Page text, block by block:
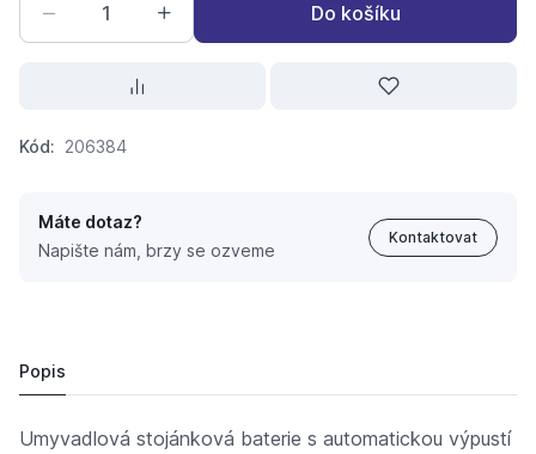
Do košíku
Kód: 206384
Máte dotaz?
Napište nám, brzy se ozveme
Kontaktovat
Popis
Umyvadlová stojánková baterie s automatickou výpustí